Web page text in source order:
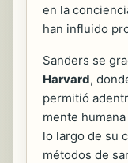
en la
han influido
Sanders se
Harvard,
permitió
mente
lo largo de su
métodos de